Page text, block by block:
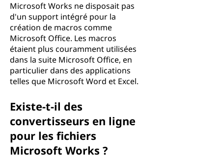
Microsoft Works ne disposait pas
d'un support intégré pour la
création de macros comme
Microsoft Office. Les macros
étaient plus couramment utilisées
dans la suite Microsoft Office, en
particulier dans des applications
telles que Microsoft Word et Excel.
Existe-t-il des
convertisseurs en ligne
pour les fichiers
Microsoft Works ?